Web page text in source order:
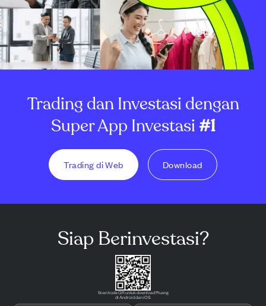
Trading dan Investasi dengan
Super App Investasi#1
Trading di Web Download
Siap Berinvestasi?
Scan kode QR untuk download Pluang
di Android dan iOS.